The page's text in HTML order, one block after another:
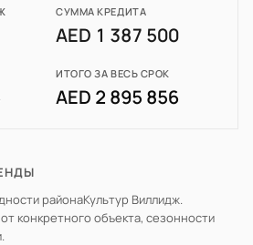
СУММА КРЕДИТА
AED 1 387 500
ИТОГО ЗА ВЕСЬ СРОК
AED 2 895 856
районаКультур Виллидж.
конкретного объекта, сезонности